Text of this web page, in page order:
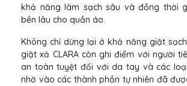
khả năng làm sạch sâu và đồng thời
bền lâu cho quần áo.
Không chỉ dừng lại ở khả năng giặt
giặt xả CLARA còn ghi điểm với người
an toàn tuyệt đối với da tay và các
nhờ vào các thành phần tự nhiên đã